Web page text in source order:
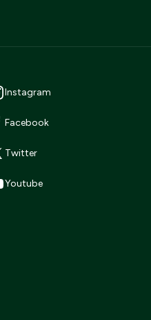
Instagram
Facebook
Twitter
Youtube